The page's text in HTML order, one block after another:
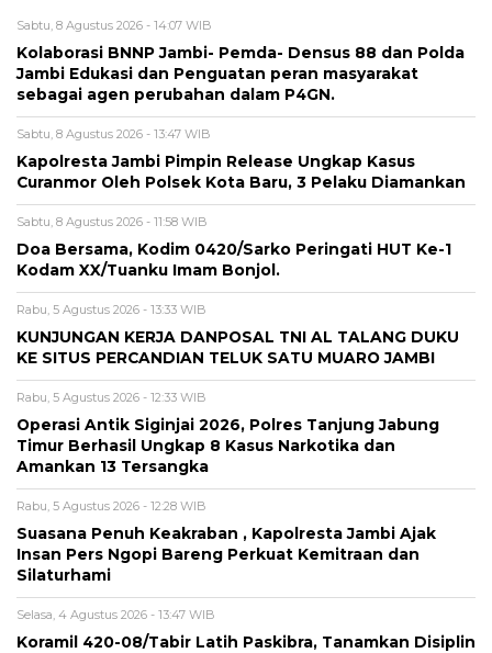
Sabtu, 8 Agustus 2026 - 14:07 WIB
Kolaborasi BNNP Jambi- Pemda- Densus 88 dan Polda
Jambi Edukasi dan Penguatan peran masyarakat
sebagai agen perubahan dalam P4GN.
Sabtu, 8 Agustus 2026 - 13:47 WIB
Kapolresta Jambi Pimpin Release Ungkap Kasus
Curanmor Oleh Polsek Kota Baru, 3 Pelaku Diamankan
Sabtu, 8 Agustus 2026 - 11:58 WIB
Doa Bersama, Kodim 0420/Sarko Peringati HUT Ke-1
Kodam XX/Tuanku Imam Bonjol.
Rabu, 5 Agustus 2026 - 13:33 WIB
KUNJUNGAN KERJA DANPOSAL TNI AL TALANG DUKU
KE SITUS PERCANDIAN TELUK SATU MUARO JAMBI
Rabu, 5 Agustus 2026 - 12:33 WIB
Operasi Antik Siginjai 2026, Polres Tanjung Jabung
Timur Berhasil Ungkap 8 Kasus Narkotika dan
Amankan 13 Tersangka
Rabu, 5 Agustus 2026 - 12:28 WIB
Suasana Penuh Keakraban , Kapolresta Jambi Ajak
Insan Pers Ngopi Bareng Perkuat Kemitraan dan
Silaturhami
Selasa, 4 Agustus 2026 - 13:47 WIB
Koramil 420-08/Tabir Latih Paskibra, Tanamkan Disiplin